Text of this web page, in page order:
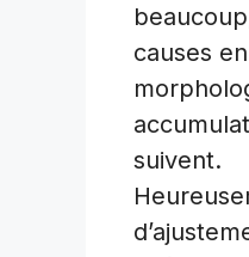
causes
suivent.